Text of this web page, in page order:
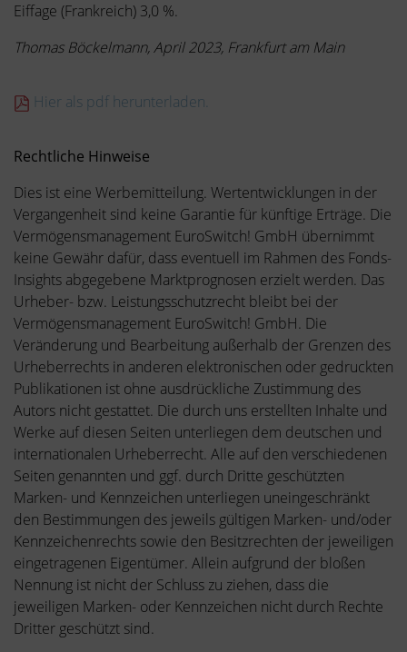
Eiffage (Frankreich) 3,0 %.
Thomas Böckelmann, April 2023, Frankfurt am Main
Hier als pdf herunterladen.
Rechtliche Hinweise
Dies ist eine Werbemitteilung. Wertentwicklungen in der
Vergangenheit sind keine Garantie für künftige Erträge. Die
Vermögensmanagement EuroSwitch! GmbH übernimmt
keine Gewähr dafür, dass eventuell im Rahmen des Fonds-
Insights abgegebene Marktprognosen erzielt werden. Das
Urheber- bzw. Leistungsschutzrecht bleibt bei der
Vermögensmanagement EuroSwitch! GmbH. Die
Veränderung und Bearbeitung außerhalb der Grenzen des
Urheberrechts in anderen elektronischen oder gedruckten
Publikationen ist ohne ausdrückliche Zustimmung des
Autors nicht gestattet. Die durch uns erstellten Inhalte und
Werke auf diesen Seiten unterliegen dem deutschen und
internationalen Urheberrecht. Alle auf den verschiedenen
Seiten genannten und ggf. durch Dritte geschützten
Marken- und Kennzeichen unterliegen uneingeschränkt
den Bestimmungen des jeweils gültigen Marken- und/oder
Kennzeichenrechts sowie den Besitzrechten der jeweiligen
eingetragenen Eigentümer. Allein aufgrund der bloßen
Nennung ist nicht der Schluss zu ziehen, dass die
jeweiligen Marken- oder Kennzeichen nicht durch Rechte
Dritter geschützt sind.